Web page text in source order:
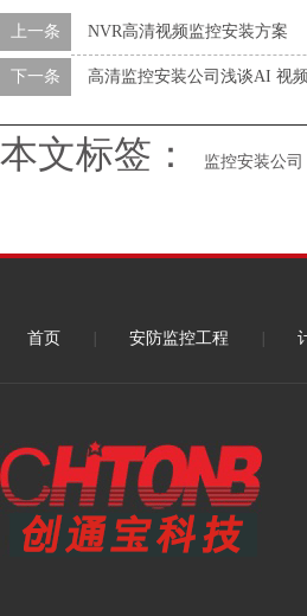
标
上一条 NVR高清视频监控安装方案
下一条 高清监控安装公司浅谈AI 视
本文标签： 监控安装公司
首页 安防监控工程